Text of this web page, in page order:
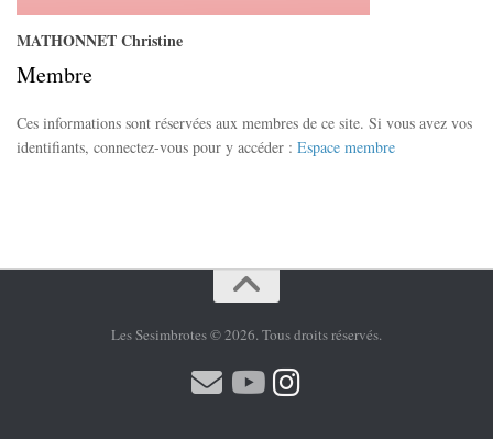
MATHONNET Christine
Membre
Ces informations sont réservées aux membres de ce site. Si vous avez vos
identifiants, connectez-vous pour y accéder : Espace membre
Les Sesimbrotes © 2026. Tous droits réservés.